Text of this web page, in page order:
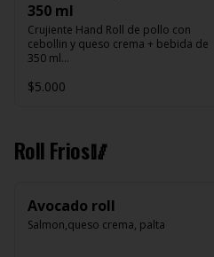
350 ml
Crujiente Hand Roll de pollo con
cebollin y queso crema + bebida de
350 ml
Promoción valida de Lunes a viernes
$5.000
Roll Frios🥢
Avocado roll
Salmon,queso crema, palta